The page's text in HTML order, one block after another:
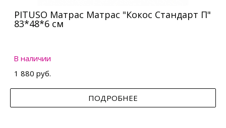
PITUSO Матрас Матрас "Кокос Стандарт П"
83*48*6 см
В наличии
1 880 руб.
ПОДРОБНЕЕ